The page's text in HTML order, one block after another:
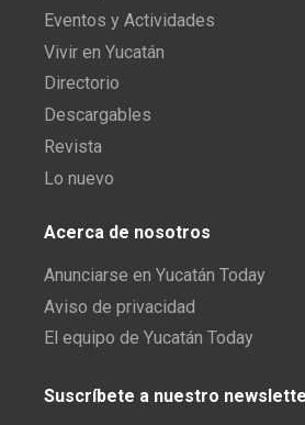
Eventos y Actividades
Vivir en Yucatán
Directorio
Descargables
Revista
Lo nuevo
Acerca de nosotros
Anunciarse en Yucatán Today
Aviso de privacidad
El equipo de Yucatán Today
Suscríbete a nuestro